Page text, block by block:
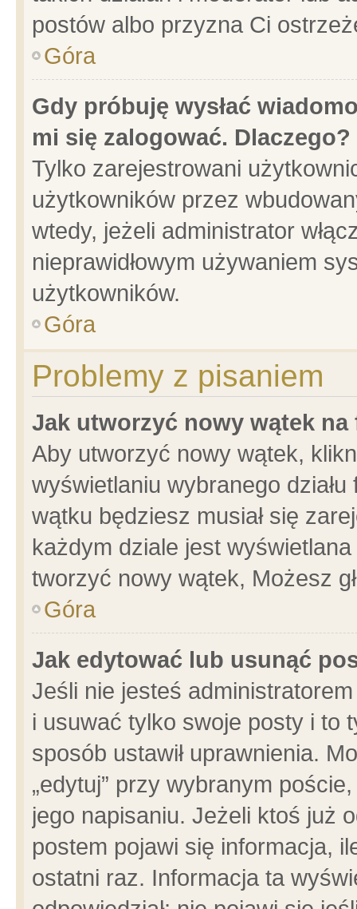
postów albo przyzna Ci
Góra
Gdy próbuję wysłać
mi się zalogować. Dlaczego?
Tylko zarejestrowani
użytkowników przez
wtedy, jeżeli administrator
nieprawidłowym używaniem
użytkowników.
Góra
Problemy z pisaniem
Jak utworzyć nowy wątek na
Aby utworzyć nowy wątek,
wyświetlaniu wybranego
wątku będziesz musiał się
każdym dziale jest
tworzyć nowy wątek, Możesz
Góra
Jak edytować lub usunąć
Jeśli nie jesteś
i usuwać tylko swoje posty i to
sposób ustawił uprawnienia.
„edytuj” przy wybranym
jego napisaniu. Jeżeli ktoś już
postem pojawi się informacja,
ostatni raz. Informacja ta